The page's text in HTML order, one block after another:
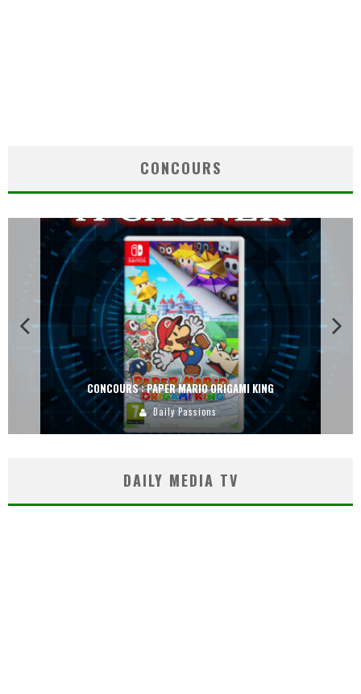
CONCOURS
CONCOURS : PAPER MARIO ORIGAMI KING
Daily Passions
DAILY MEDIA TV